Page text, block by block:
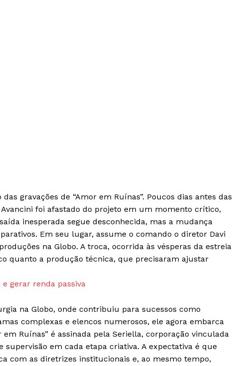
sobre
Artificial M5PORTS
Contato
Transparência Editorial
Termos de Serviços
RSS
gravações de “Amor em Ruínas”. Poucos dias antes das
foi afastado do projeto em um momento crítico,
inesperada segue desconhecida, mas a mudança
Em seu lugar, assume o comando o diretor Davi
na Globo. A troca, ocorrida às vésperas da estreia
quanto a produção técnica, que precisaram ajustar
gerar renda passiva
na Globo, onde contribuiu para sucessos como
complexas e elencos numerosos, ele agora embarca
Ruínas” é assinada pela Seriella, corporação vinculada
supervisão em cada etapa criativa. A expectativa é que
com as diretrizes institucionais e, ao mesmo tempo,